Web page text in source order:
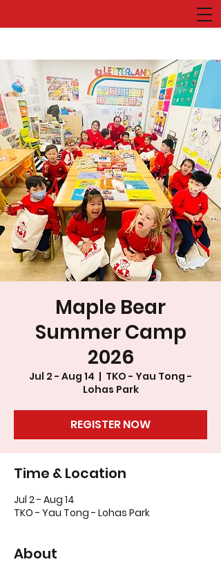
Maple Bear
Summer Camp
2026
Jul 2 - Aug 14
  |
TKO - Yau Tong -
Lohas Park
REGISTER NOW
Time & Location
Jul 2 - Aug 14
TKO - Yau Tong - Lohas Park
About